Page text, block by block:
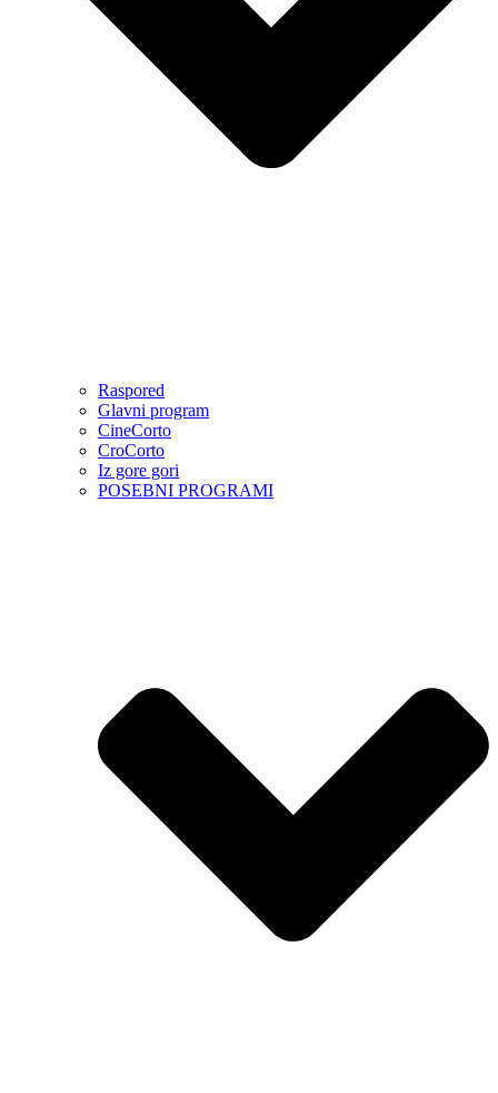
Raspored
Glavni program
CineCorto
CroCorto
Iz gore gori
POSEBNI PROGRAMI